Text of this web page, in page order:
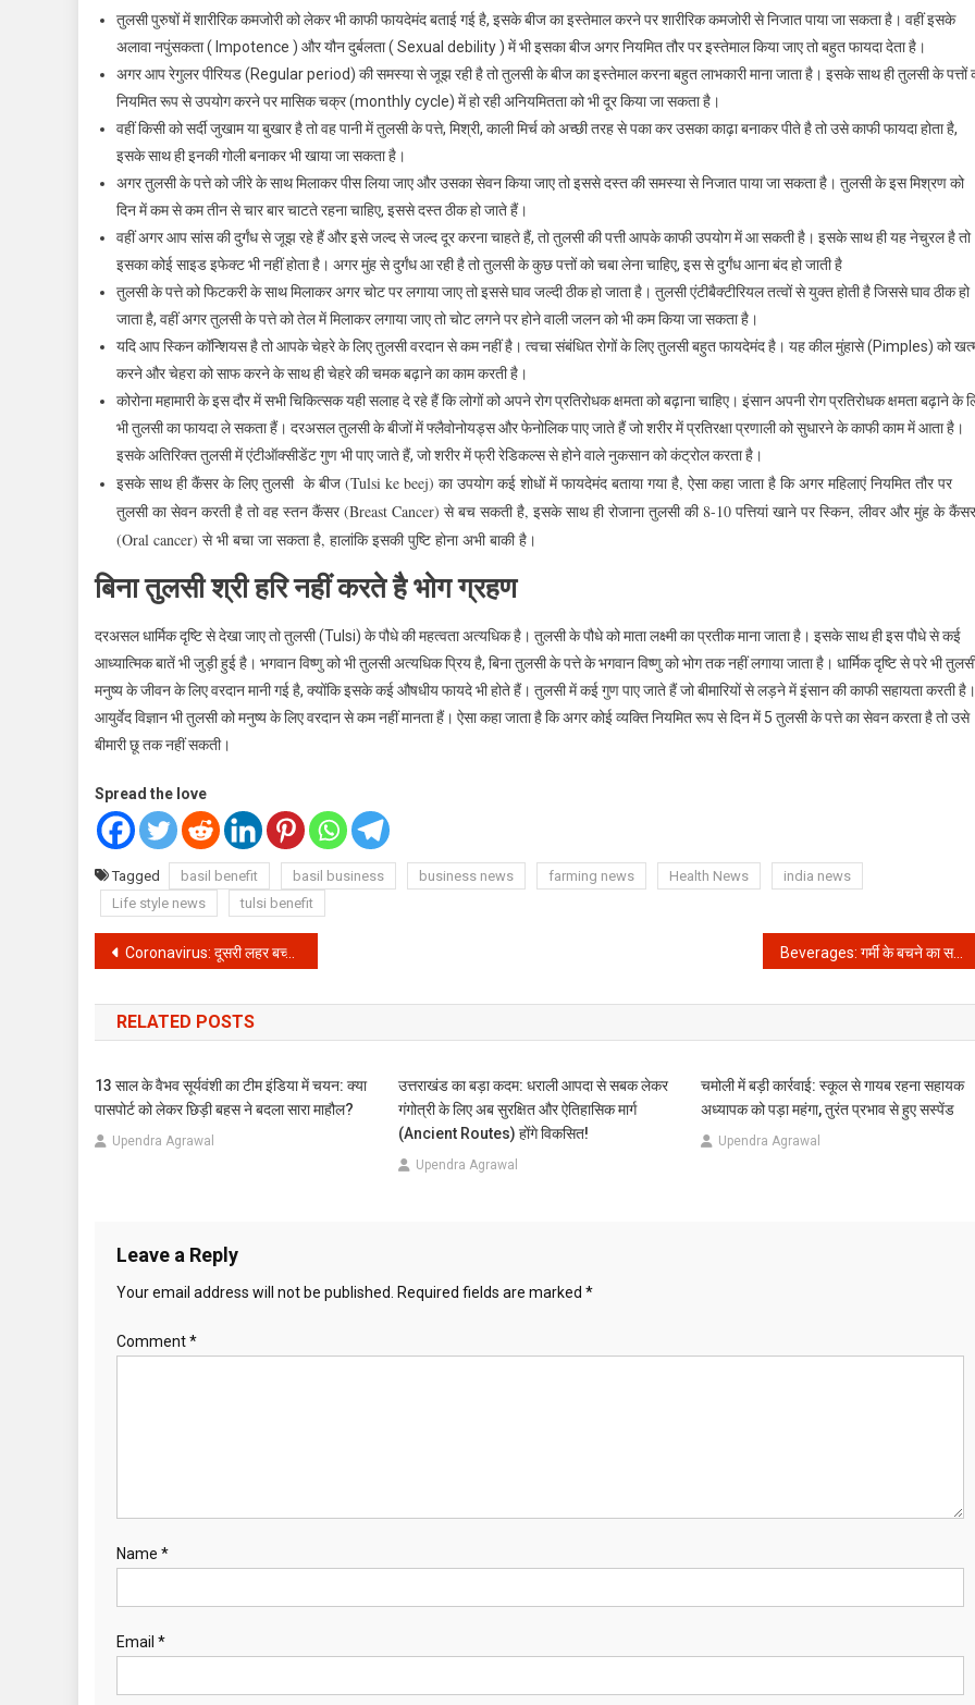
तुलसी पुरुषों में शारीरिक कमजोरी को लेकर भी काफी फायदेमंद बताई गई है, इसके बीज का इस्तेमाल करने पर शारीरिक कमजोरी से निजात पाया जा सकता है। वहीं इसके
अलावा नपुंसकता ( Impotence ) और यौन दुर्बलता ( Sexual debility ) में भी इसका बीज अगर नियमित तौर पर इस्तेमाल किया जाए तो बहुत फायदा देता है।
अगर आप रेगुलर पीरियड (Regular period) की समस्या से जूझ रही है तो तुलसी के बीज का इस्तेमाल करना बहुत लाभकारी माना जाता है। इसके साथ ही तुलसी के पत्तों
नियमित रूप से उपयोग करने पर मासिक चक्र (monthly cycle) में हो रही अनियमितता को भी दूर किया जा सकता है।
वहीं किसी को सर्दी जुखाम या बुखार है तो वह पानी में तुलसी के पत्ते, मिश्री, काली मिर्च को अच्छी तरह से पका कर उसका काढ़ा बनाकर पीते है तो उसे काफी फायदा होता है,
इसके साथ ही इनकी गोली बनाकर भी खाया जा सकता है।
अगर तुलसी के पत्ते को जीरे के साथ मिलाकर पीस लिया जाए और उसका सेवन किया जाए तो इससे दस्त की समस्या से निजात पाया जा सकता है। तुलसी के इस मिश्रण को
दिन में कम से कम तीन से चार बार चाटते रहना चाहिए, इससे दस्त ठीक हो जाते हैं।
वहीं अगर आप सांस की दुर्गंध से जूझ रहे हैं और इसे जल्द से जल्द दूर करना चाहते हैं, तो तुलसी की पत्ती आपके काफी उपयोग में आ सकती है। इसके साथ ही यह नेचुरल है तो
इसका कोई साइड इफेक्ट भी नहीं होता है। अगर मुंह से दुर्गंध आ रही है तो तुलसी के कुछ पत्तों को चबा लेना चाहिए, इस से दुर्गंध आना बंद हो जाती है
तुलसी के पत्ते को फिटकरी के साथ मिलाकर अगर चोट पर लगाया जाए तो इससे घाव जल्दी ठीक हो जाता है। तुलसी एंटीबैक्टीरियल तत्वों से युक्त होती है जिससे घाव ठीक हो
जाता है, वहीं अगर तुलसी के पत्ते को तेल में मिलाकर लगाया जाए तो चोट लगने पर होने वाली जलन को भी कम किया जा सकता है।
यदि आप स्किन कॉन्शियस है तो आपके चेहरे के लिए तुलसी वरदान से कम नहीं है। त्वचा संबंधित रोगों के लिए तुलसी बहुत फायदेमंद है। यह कील मुंहासे (Pimples) को
करने और चेहरा को साफ करने के साथ ही चेहरे की चमक बढ़ाने का काम करती है।
कोरोना महामारी के इस दौर में सभी चिकित्सक यही सलाह दे रहे हैं कि लोगों को अपने रोग प्रतिरोधक क्षमता को बढ़ाना चाहिए। इंसान अपनी रोग प्रतिरोधक क्षमता बढ़ाने के
भी तुलसी का फायदा ले सकता हैं। दरअसल तुलसी के बीजों में फ्लैवोनोयड्स और फेनोलिक पाए जाते हैं जो शरीर में प्रतिरक्षा प्रणाली को सुधारने के काफी काम में आता है।
इसके अतिरिक्त तुलसी में एंटीऑक्सीडेंट गुण भी पाए जाते हैं, जो शरीर में फ्री रेडिकल्स से होने वाले नुकसान को कंट्रोल करता है।
इसके साथ ही कैंसर के लिए तुलसी के बीज (Tulsi ke beej) का उपयोग कई शोधों में फायदेमंद बताया गया है, ऐसा कहा जाता है कि अगर महिलाएं नियमित तौर पर
तुलसी का सेवन करती है तो वह स्तन कैंसर (Breast Cancer) से बच सकती है, इसके साथ ही रोजाना तुलसी की 8-10 पत्तियां खाने पर स्किन, लीवर और मुंह के कैंसर
(Oral cancer) से भी बचा जा सकता है, हालांकि इसकी पुष्टि होना अभी बाकी है।
बिना तुलसी श्री हरि नहीं करते है भोग ग्रहण
दरअसल धार्मिक दृष्टि से देखा जाए तो तुलसी (Tulsi) के पौधे की महत्वता अत्यधिक है। तुलसी के पौधे को माता लक्ष्मी का प्रतीक माना जाता है। इसके साथ ही इस पौधे से कई
आध्यात्मिक बातें भी जुड़ी हुई है। भगवान विष्णु को भी तुलसी अत्यधिक प्रिय है, बिना तुलसी के पत्ते के भगवान विष्णु को भोग तक नहीं लगाया जाता है। धार्मिक दृष्टि से परे भी
मनुष्य के जीवन के लिए वरदान मानी गई है, क्योंकि इसके कई औषधीय फायदे भी होते हैं। तुलसी में कई गुण पाए जाते हैं जो बीमारियों से लड़ने में इंसान की काफी सहायता करती है।
आयुर्वेद विज्ञान भी तुलसी को मनुष्य के लिए वरदान से कम नहीं मानता हैं। ऐसा कहा जाता है कि अगर कोई व्यक्ति नियमित रूप से दिन में 5 तुलसी के पत्ते का सेवन करता है तो उसे
बीमारी छू तक नहीं सकती।
Spread the love
Tagged basil benefit basil business business news farming news Health News
india news
Life style news
tulsi benefit
Post
navigation
Coronavirus: दूसरी लहर बच्चों के लिए ज्यादा खतरनाक, जानें इसके लक्षण और बचाव Beverages: गर्मी के बचने का सटीक समाधान
RELATED POSTS
13 साल के वैभव सूर्यवंशी का टीम इंडिया में चयन: क्या
पासपोर्ट को लेकर छिड़ी बहस ने बदला सारा माहौल?
Upendra Agrawal
उत्तराखंड का बड़ा कदम: धराली आपदा से सबक लेकर
गंगोत्री के लिए अब सुरक्षित और ऐतिहासिक मार्ग
(Ancient Routes) होंगे विकसित!
Upendra Agrawal
चमोली में बड़ी कार्रवाई: स्कूल से गायब रहना सहायक
अध्यापक को पड़ा महंगा, तुरंत प्रभाव से हुए सस्पेंड
Upendra Agrawal
Leave a Reply
Your email address will not be published. Required fields are marked *
Comment*
Name *
Email *